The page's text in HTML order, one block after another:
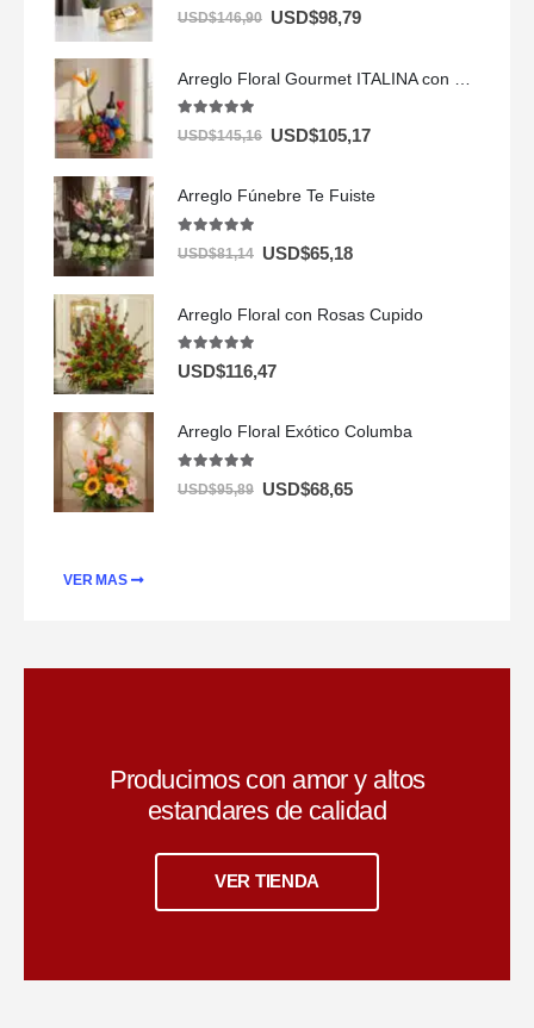
out of 5
USD$146,90 USD$98,79
out of 5
USD$145,16 USD$105,17
Arreglo Fúnebre Te Fuiste
out of 5
USD$81,14 USD$65,18
Arreglo Floral con Rosas Cupido
5.00out of 5
USD$116,47
Arreglo Floral Exótico Columba
USD$95,89 USD$68,65
VER MAS
Producimos con amor y altos
estandares de calidad
VER TIENDA